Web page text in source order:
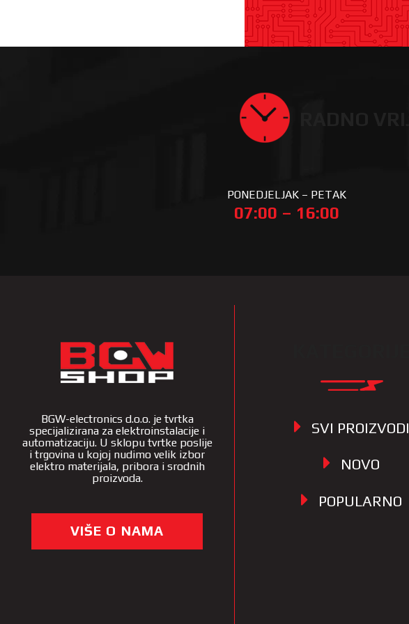
PONEDJELJAK – PETAK
07:00 – 16:00
BGW-electronics d.o.o. je tvrtka
specijalizirana za elektroinstalacije i
automatizaciju. U sklopu tvrtke poslije
i trgovina u kojoj nudimo velik izbor
elektro materijala, pribora i srodnih
proizvoda.
VIŠE O NAMA
SVI PROIZVODI
NOVO
POPULARNO